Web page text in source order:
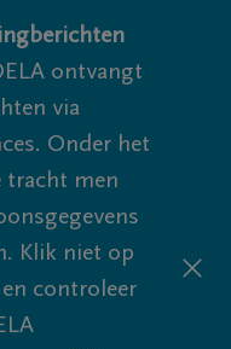
ontvangt
via
Onder het
tracht men
Klik niet op
controleer